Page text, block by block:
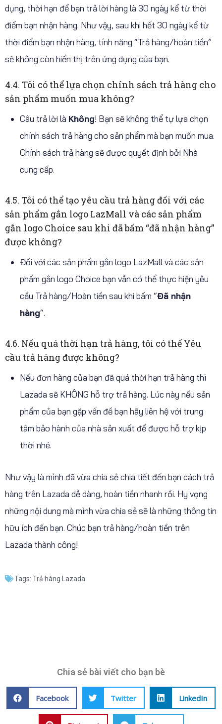
dụng, thời hạn để bạn trả lời hàng là 30 ngày kể từ thời
điểm bạn nhận hàng. Như vậy, sau khi hết 30 ngày kể từ
thời điểm bạn nhận hàng, tính năng “Trả hàng/hoàn tiền”
sẽ không còn hiển thị trên ứng dụng của bạn.
4.4. Tôi có thể lựa chọn chính sách trả hàng cho
sản phẩm muốn mua không?
Câu trả lời là Không! Bạn sẽ không thể tự lựa chọn
chính sách trả hàng cho sản phẩm mà bạn muốn mua.
Chính sách trả hàng sẽ được quyết định bởi Nhà
cung cấp.
4.5. Tôi có thể tạo yêu cầu trả hàng đối với các
sản phẩm gắn logo LazMall và các sản phẩm
gắn logo Choice sau khi đã bấm “đã nhận hàng”
được không?
Đối với các sản phẩm gắn logo LazMall và các sản
phẩm gắn logo Choice bạn vẫn có thể thực hiện yêu
cầu Trả hàng/Hoàn tiền sau khi bấm “Đã nhận
hàng“.
4.6. Nếu quá thời hạn trả hàng, tôi có thể Yêu
cầu trả hàng được không?
Nếu đơn hàng của bạn đã quá thời hạn trả hàng thì
Lazada sẽ KHÔNG hỗ trợ trả hàng. Lúc này nếu sản
phẩm của bạn gặp vấn đề bạn hãy liên hệ với trung
tâm bảo hành của nhà sản xuất để được hỗ trợ kịp
thời nhé.
Như vậy là mình đã vừa chia sẻ chia tiết đến bạn cách trả
hàng trên Lazada dễ dàng, hoàn tiền nhanh rồi. Hy vọng
những nội dung mà mình vừa chia sẻ sẽ là những thông tin
hữu ích đến bạn. Chúc bạn trả hàng/hoàn tiền trên
Lazada thành công!
Tags: Trả hàng Lazada
Chia sẻ bài viết cho bạn bè
Facebook Twitter LinkedIn